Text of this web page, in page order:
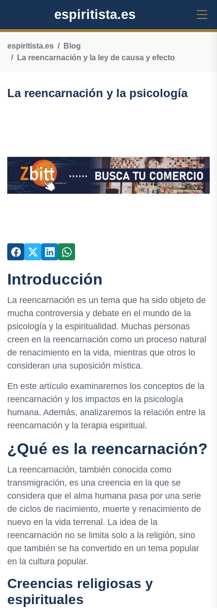
espiritista.es
espiritista.es
Blog
La reencarnación y la ley de causa y efecto
La reencarnación y la psicología
Introducción
La reencarnación es un tema que ha sido objeto de
mucha controversia y debate en el mundo de la
psicología y la espiritualidad. Muchas personas
creen en la reencarnación como un proceso natural
de renacimiento en la vida, mientras que otros lo
consideran una suposición mística.
En este artículo examinaremos los conceptos de la
reencarnación y los impactos en la psicología
humana. Además, analizaremos la relación entre la
reencarnación y la terapia espiritual.
¿Qué es la reencarnación?
La reencarnación, también conocida como
transmigración, es una creencia en la que se
considera que el alma humana pasa por una serie
de ciclos de nacimiento, muerte y renacimiento de
nuevo en la vida terrenal. La idea de la
reencarnación no se limita solo a la religión, sino
que también se ha convertido en un tema popular
en la cultura popular.
Creencias religiosas y
espirituales